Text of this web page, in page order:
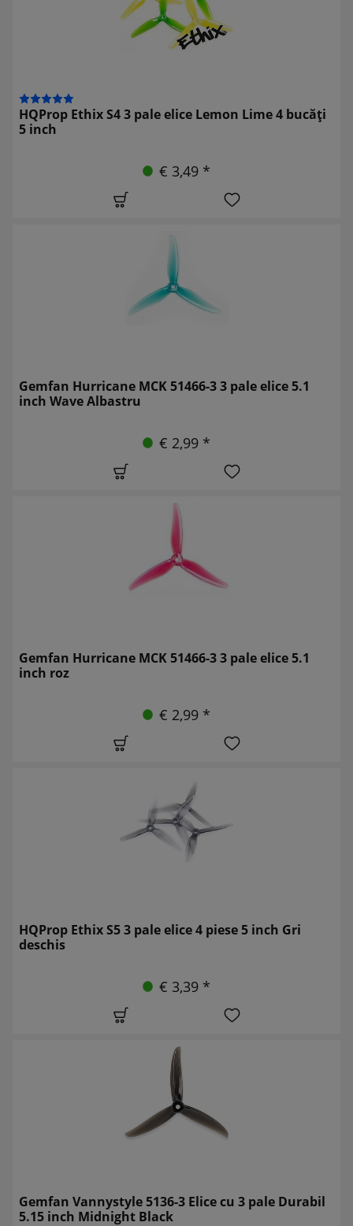
HQProp Ethix S4 3 pale elice Lemon Lime 4 bucăți
5 inch
€ 3,49 *
Gemfan Hurricane MCK 51466-3 3 pale elice 5.1
inch Wave Albastru
€ 2,99 *
Gemfan Hurricane MCK 51466-3 3 pale elice 5.1
inch roz
€ 2,99 *
HQProp Ethix S5 3 pale elice 4 piese 5 inch Gri
deschis
€ 3,39 *
Gemfan Vannystyle 5136-3 Elice cu 3 pale Durabil
5.15 inch Midnight Black